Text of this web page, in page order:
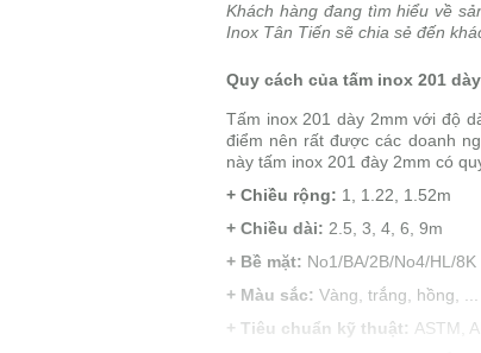
Khách hàng đang tìm hiểu về
Inox Tân Tiến sẽ chia sẻ đến
Quy cách của tấm inox 201
Tấm inox 201 dày 2mm với độ
điểm nên rất được các doanh
này tấm inox 201 đày 2mm có
+ Chiều rộng: 1, 1.22, 1.52m
+ Chiều dài: 2.5, 3, 4, 6, 9m
+ Bề mặt: No1/BA/2B/No4/HL/8K
+ Màu sắc: Vàng, trắng, hồng, ...
+ Tiêu chuẩn kỹ thuật: ASTM,